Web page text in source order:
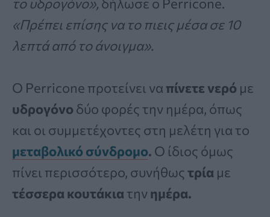
«Πρέπει επίσης να το πιεις μέσα σε 10
λεπτά από το άνοιγμα».
Ο Perricone προτείνει να πίνετε νερό με
υδρογόνο δύο φορές την ημέρα, όπως
και οι συμμετέχοντες στη μελέτη για το
μεταβολικό σύνδρομο. Ο ίδιος όμως
πίνει περισσότερο, συνήθωςτρία με
τέσσερα κουτάκια την ημέρα.